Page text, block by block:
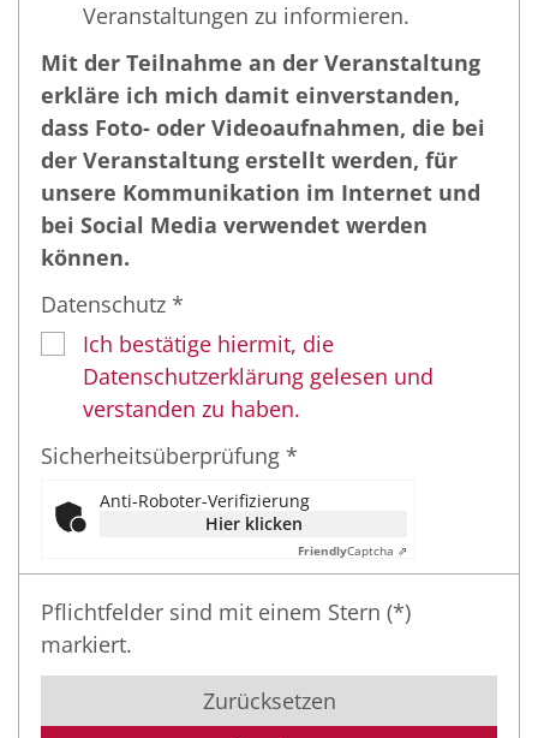
Veranstaltungen zu informieren.
Mit der Teilnahme an der Veranstaltung
erkläre ich mich damit einverstanden,
dass Foto- oder Videoaufnahmen, die bei
der Veranstaltung erstellt werden, für
unsere Kommunikation im Internet und
bei Social Media verwendet werden
können.
Datenschutz *
Ich bestätige hiermit, die
Datenschutzerklärung gelesen und
verstanden zu haben.
Sicherheitsüberprüfung *
Anti-Roboter-Verifizierung
Hier klicken
FriendlyCaptcha ⇗
Pflichtfelder sind mit einem Stern (*)
markiert.
Zurücksetzen